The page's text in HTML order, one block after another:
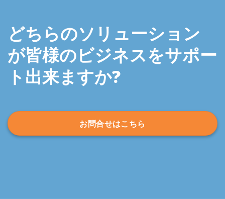
どちらのソリューション
が皆様のビジネスをサポー
ト出来ますか?
お問合せはこちら